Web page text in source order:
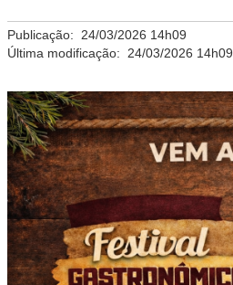
Publicação: 24/03/2026 14h09
Última modificação: 24/03/2026 14h09